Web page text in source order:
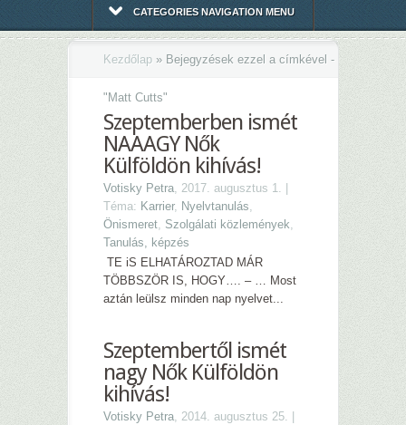
CATEGORIES NAVIGATION MENU
Kezdőlap » Bejegyzések ezzel a címkével -
" Matt Cutts"
Szeptemberben ismét
NAAAGY Nők
Külföldön kihívás!
Votisky Petra, 2017. augusztus 1. |
Téma: Karrier, Nyelvtanulás,
Önismeret, Szolgálati közlemények,
Tanulás, képzés
TE iS ELHATÁROZTAD MÁR
TÖBBSZÖR IS, HOGY…. – … Most
aztán leülsz minden nap nyelvet...
Szeptembertől ismét
nagy Nők Külföldön
kihívás!
Votisky Petra, 2014. augusztus 25. |